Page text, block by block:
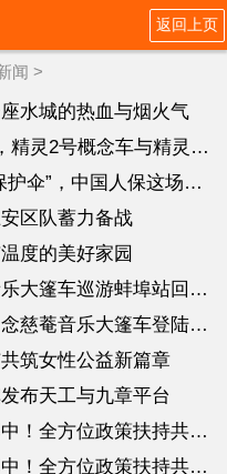
返回上页
闻 >
水城的热血与烟火气
概念车与精灵6号全球首秀
国人保这场活动关乎怀远每位
区队蓄力备战
度的美好家园
篷车巡游蚌埠站回顾！
菴音乐大篷车登陆蚌埠！
筑女性公益新篇章
布天工与九章平台
方位政策扶持共赢未来！
方位政策扶持共赢未来！